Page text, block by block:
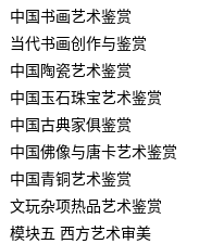
中国书画艺术鉴赏
当代书画创作与鉴赏
中国陶瓷艺术鉴赏
中国玉石珠宝艺术鉴赏
中国古典家俱鉴赏
中国佛像与唐卡艺术鉴赏
中国青铜艺术鉴赏
文玩杂项热品艺术鉴赏
模块五 西方艺术审美